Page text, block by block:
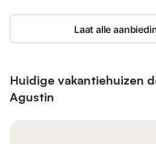
Laat alle
Huidige vakantiehuizen
Agustin